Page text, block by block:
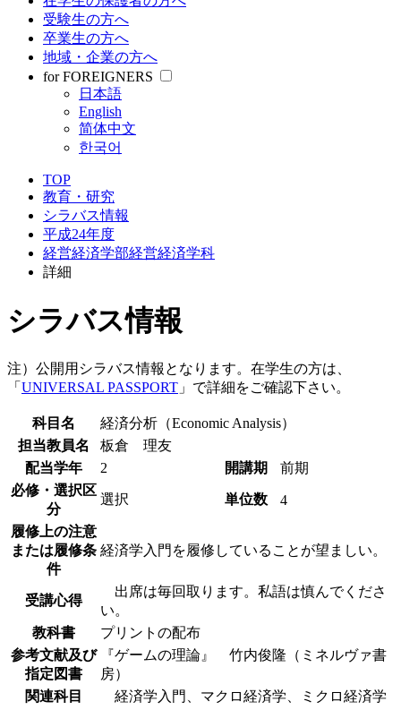
受験生の方へ
卒業生の方へ
地域・企業の方へ
for FOREIGNERS
日本語
English
简体中文
한국어
TOP
教育・研究
シラバス情報
平成24年度
経営経済学部経営経済学科
詳細
シラバス情報
注）公開用シラバス情報となります。在学生の方は、
「 UNIVERSAL PASSPORT 」で詳細をご確認下さい。
科目名
経済分析（Economic Analysis）
担当教員名
板倉 理友
配当学年
2 開講期
前期
必修・選択区
分
選択 単位数 4
履修上の注意
または履修条
件
経済学入門を履修していることが望ましい。
受講心得
出席は毎回取ります。私語は慎んでくださ
い。
教科書
プリントの配布
参考文献及び
指定図書
『ゲームの理論』 竹内俊隆（ミネルヴァ書
房）
関連科目
経済学入門、マクロ経済学、ミクロ経済学